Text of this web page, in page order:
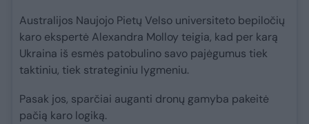
Australijos Naujojo Pietų Velso universiteto bepiločių
karo ekspertė Alexandra Molloy teigia, kad per karą
Ukraina iš esmės patobulino savo pajėgumus tiek
taktiniu, tiek strateginiu lygmeniu.
Pasak jos, sparčiai auganti dronų gamyba pakeitė
pačią karo logiką.